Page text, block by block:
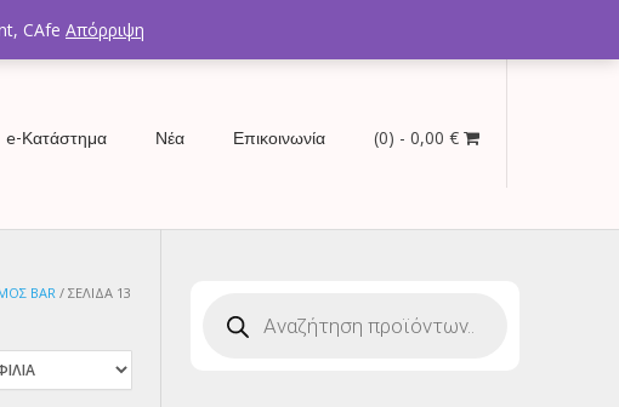
Τηλέφωνα: 2754021300 – 6946670771 - 6980602291
(0) - 0,00 €
e-Κατάστημα Νέα Επικοινωνία
BAR/ ΣΕΛΊΔΑ 13
search
CAfe Απόρριψη